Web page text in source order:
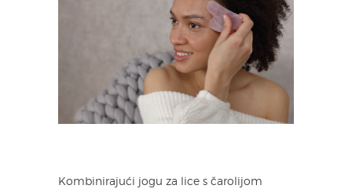
Kombinirajući jogu za lice s čarolijom